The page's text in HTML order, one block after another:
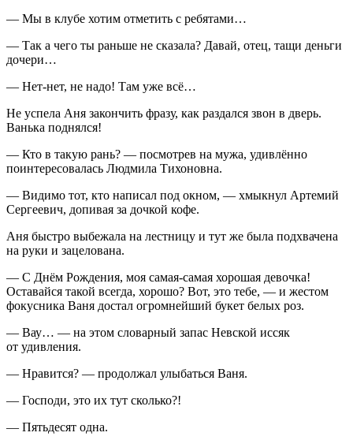
— Мы в клубе хотим отметить с ребятами…
— Так а чего ты раньше не сказала? Давай, отец, тащи деньги
дочери…
— Нет-нет, не надо! Там уже всё…
Не успела Аня закончить фразу, как раздался звон в дверь.
Ванька поднялся!
— Кто в такую рань? — посмотрев на мужа, удивлённо
поинтересовалась Людмила Тихоновна.
— Видимо тот, кто написал под окном, — хмыкнул Артемий
Сергеевич, допивая за дочкой кофе.
Аня быстро выбежала на лестницу и тут же была подхвачена
на руки и зацелована.
— С Днём Рождения, моя самая-самая хорошая девочка!
Оставайся такой всегда, хорошо? Вот, это тебе, — и жестом
фокусника Ваня достал огромнейший букет белых роз.
— Вау… — на этом словарный запас Невской иссяк
от удивления.
— Нравится? — продолжал улыбаться Ваня.
— Господи, это их тут сколько?!
— Пятьдесят одна.